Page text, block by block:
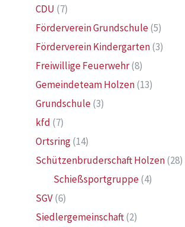
CDU (7)
Förderverein Grundschule(5)
Förderverein Kindergarten(3)
Freiwillige Feuerwehr(8)
Gemeindeteam Holzen(13)
Grundschule(3)
kfd (7)
Ortsring(14)
Schützenbruderschaft Holzen(28)
Schießsportgruppe(4)
SGV(6)
Siedlergemeinschaft(2)